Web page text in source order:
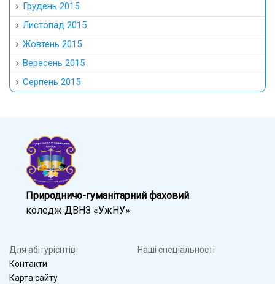
Грудень 2015
Листопад 2015
Жовтень 2015
Вересень 2015
Серпень 2015
Природничо-гуманітарний фаховий
коледж ДВНЗ «УжНУ»
Для абітурієнтів
Контакти
Карта сайту
Наші спеціальності